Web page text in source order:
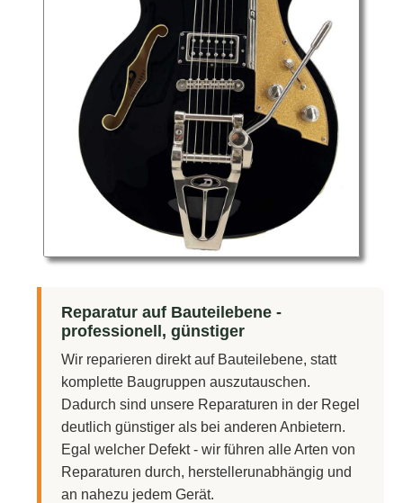
Reparatur auf Bauteilebene -
professionell, günstiger
Wir reparieren direkt auf Bauteilebene, statt
komplette Baugruppen auszutauschen.
Dadurch sind unsere Reparaturen in der Regel
deutlich günstiger als bei anderen Anbietern.
Egal welcher Defekt - wir führen alle Arten von
Reparaturen durch, herstellerunabhängig und
an nahezu jedem Gerät.